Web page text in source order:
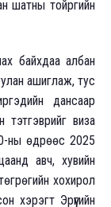
шатны тойргийн
байхдаа албан
ашиглаж, тус
дансаар
виза
ны өдрөөс 2025
авч, хувийн
хохирол
хэрэгт Эрүүгийн